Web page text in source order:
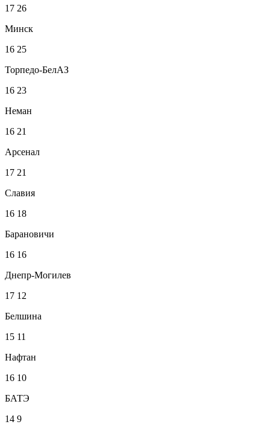
17 26
Минск
16 25
Торпедо-БелАЗ
16 23
Неман
16 21
Арсенал
17 21
Славия
16 18
Барановичи
16 16
Днепр-Могилев
17 12
Белшина
15 11
Нафтан
16 10
БАТЭ
14 9